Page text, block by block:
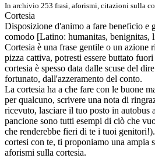
In archivio 253 frasi, aforismi, citazioni sulla
Cortesia
Disposizione d'animo a fare beneficio e
comodo [Latino: humanitas, benignitas,
Cortesia è una frase gentile o un azione
pizza cattiva, potresti essere buttato
cortesia è spesso data dalle scuse del
fortunato, dall'azzeramento del conto.
La cortesia ha a che fare con le buone
per qualcuno, scrivere una nota di
ricevuto, lasciare il tuo posto in autobus
pancione sono tutti esempi di ciò che
che renderebbe fieri di te i tuoi genitori!).
cortesi con te, ti proponiamo una ampia
aforismi sulla cortesia.